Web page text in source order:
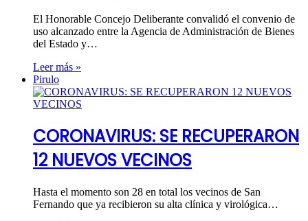
El Honorable Concejo Deliberante convalidó el convenio de
uso alcanzado entre la Agencia de Administración de Bienes
del Estado y…
Leer más »
Pirulo
CORONAVIRUS: SE RECUPERARON
12 NUEVOS VECINOS
Hasta el momento son 28 en total los vecinos de San
Fernando que ya recibieron su alta clínica y virológica…